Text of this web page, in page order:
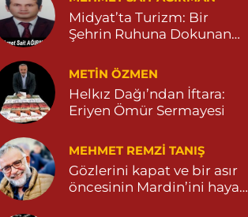
Midyat’ta Turizm: Bir
Şehrin Ruhuna Dokunan
METIN ÖZMEN
Helkız Dağı’ndan İftara:
Eriyen Ömür Sermayesi
MEHMET REMZI TANIŞ
Gözlerini kapat ve bir asır
öncesinin Mardin’ini hayal